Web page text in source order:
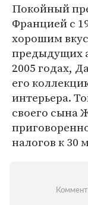
Покойный
Францией с
хорошим
предыдущих
2005 годах,
его
интерьера.
своего сына
налогов к 30